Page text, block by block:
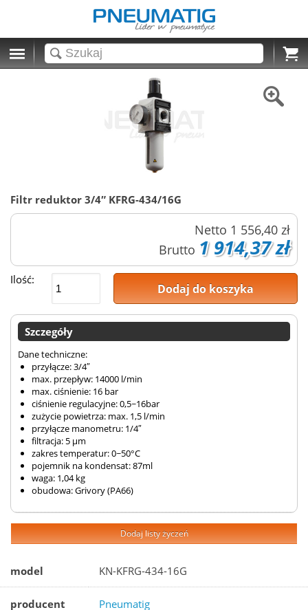
Cart
Filtr reduktor 3/4″ KFRG-434/16G
Netto 1 556,40 zł
Brutto 1 914,37 zł
Ilość:
Dodaj do koszyka
Szczegóły
Dane techniczne:
przyłącze: 3/4″
max. przepływ: 14000 l/min
max. ciśnienie: 16 bar
ciśnienie regulacyjne: 0,5~16bar
zużycie powietrza: max. 1,5 l/min
przyłącze manometru: 1/4″
filtracja: 5 µm
zakres temperatur: 0~50°C
pojemnik na kondensat: 87ml
waga: 1,04 kg
obudowa: Grivory (PA66)
Dodaj listy życzeń
model KN-KFRG-434-16G
producent Pneumatig